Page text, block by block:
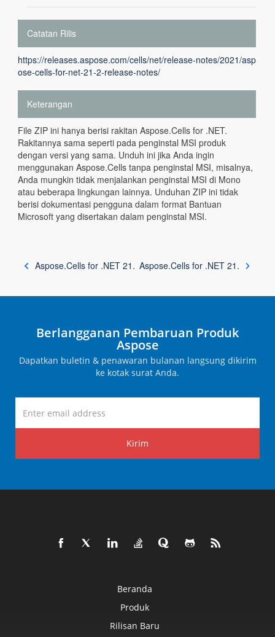
Catatan Rilis
https://releases.aspose.com/cells/net/release-notes/2021/asp
ose-cells-for-net-21-2-release-notes/
Keterangan
File ZIP ini hanya berisi rakitan Aspose.Cells for .NET.
Rakitannya sama seperti pada penginstal MSI produk
dengan versi yang sama. Unduh ini jika Anda ingin
menggunakan Aspose.Cells tanpa penginstal MSI, misalnya,
Anda mungkin tidak menjalankan penginstal MSI di Mono
atau beberapa lingkungan lainnya. Unduhan ZIP ini tidak
berisi dokumentasi pengguna dalam format Bantuan
Microsoft yang disertakan dalam penginstal MSI.
Aspose.Cells for .NET 21. Aspose.Cells for .NET 21.
Berlangganan Pembaruan Produk
Aspose
Dapatkan buletin & penawaran bulanan langsung dikirim
ke kotak surat Anda.
Kirim
Beranda
Produk
Rilisan Baru